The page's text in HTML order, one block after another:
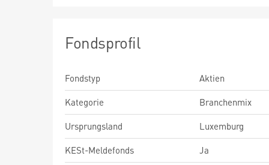
Fondsprofil
Fondstyp
Aktien
Kategorie
Branchenmix
Ursprungsland
Luxemburg
KESt-Meldefonds
Ja